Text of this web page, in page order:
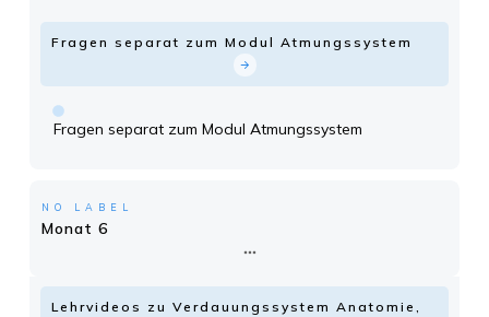
Fragen separat zum Modul Atmungssystem
Fragen separat zum Modul Atmungssystem
NO LABEL
Monat 6
Lehrvideos zu Verdauungssystem Anatomie,